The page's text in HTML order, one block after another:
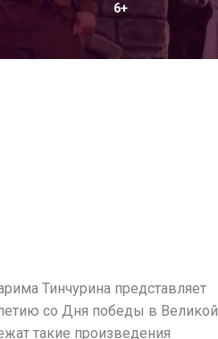
6+
Тинчурина представляет
со Дня победы в Великой
такие произведения